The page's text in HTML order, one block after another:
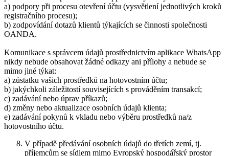
a) podpory při procesu otevření účtu (vysvětlení jednotlivých kroků
registračního procesu);
b) zodpovídání dotazů klientů týkajících se činnosti společnosti
OANDA.
Komunikace s správcem údajů prostřednictvím aplikace WhatsApp
nikdy nebude obsahovat žádné odkazy ani přílohy a nebude se
mimo jiné týkat:
a) zůstatku vašich prostředků na hotovostním účtu;
b) jakýchkoli záležitostí souvisejících s prováděním transakcí;
c) zadávání nebo úprav příkazů;
d) změny nebo aktualizace osobních údajů klienta;
e) zadávání pokynů k vkladu nebo výběru prostředků na/z
hotovostního účtu.
V případě předávání osobních údajů do třetích zemí, tj.
příjemcům se sídlem mimo Evropský hospodářský prostor